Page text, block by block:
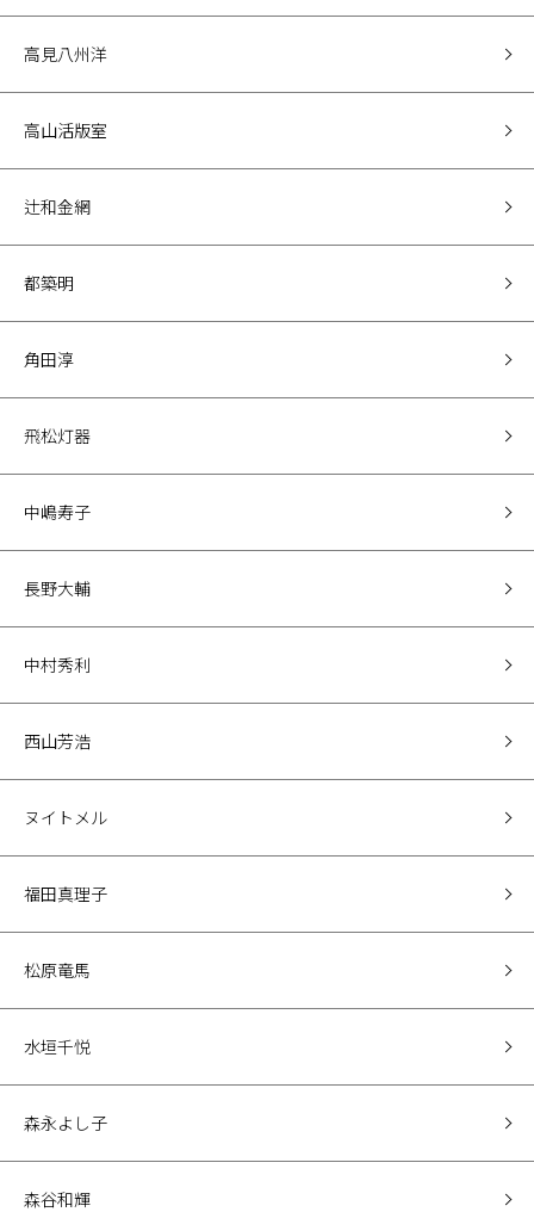
高見八州洋
高山活版室
辻和金網
都築明
角田淳
飛松灯器
中嶋寿子
長野大輔
中村秀利
西山芳浩
ヌイトメル
福田真理子
松原竜馬
水垣千悦
森永よし子
森谷和輝